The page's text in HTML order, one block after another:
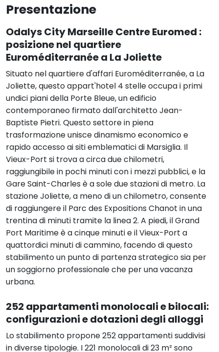
Presentazione
Odalys City Marseille Centre Euromed :
posizione nel quartiere
Euroméditerranée a La Joliette
Situato nel quartiere d'affari Euroméditerranée, a La
Joliette, questo appart'hotel 4 stelle occupa i primi
undici piani della Porte Bleue, un edificio
contemporaneo firmato dall'architetto Jean-
Baptiste Pietri. Questo settore in piena
trasformazione unisce dinamismo economico e
rapido accesso ai siti emblematici di Marsiglia. Il
Vieux-Port si trova a circa due chilometri,
raggiungibile in pochi minuti con i mezzi pubblici, e la
Gare Saint-Charles è a sole due stazioni di metro. La
stazione Joliette, a meno di un chilometro, consente
di raggiungere il Parc des Expositions Chanot in una
trentina di minuti tramite la linea 2. A piedi, il Grand
Port Maritime è a cinque minuti e il Vieux-Port a
quattordici minuti di cammino, facendo di questo
stabilimento un punto di partenza strategico sia per
un soggiorno professionale che per una vacanza
urbana.
252 appartamenti monolocali e bilocali:
configurazioni e dotazioni degli alloggi
Lo stabilimento propone 252 appartamenti suddivisi
in diverse tipologie. I 221 monolocali di 23 m² sono